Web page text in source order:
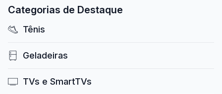
Categorias de Destaque
Tênis
Geladeiras
TVs e SmartTVs